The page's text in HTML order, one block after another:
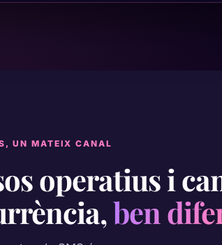
UN MATEIX CANAL
operatius i
ben